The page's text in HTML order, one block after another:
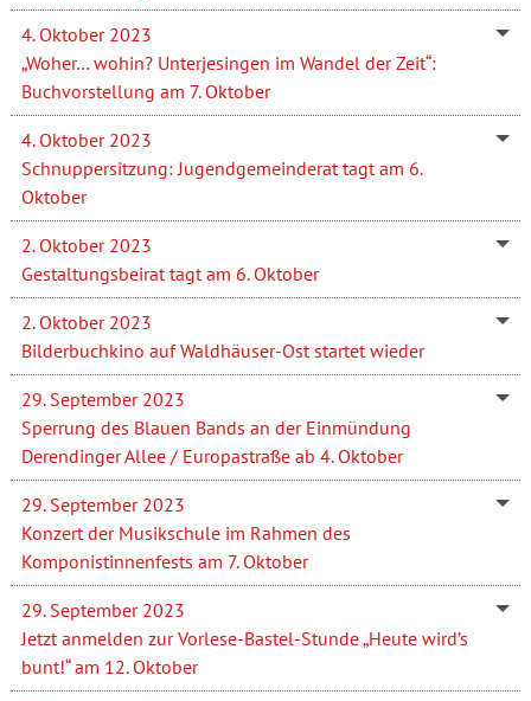
4. Oktober 2023
„Woher… wohin? Unterjesingen im Wandel der Zeit“:
Buchvorstellung am 7. Oktober
4. Oktober 2023
Schnuppersitzung: Jugendgemeinderat tagt am 6.
Oktober
2. Oktober 2023
Gestaltungsbeirat tagt am 6. Oktober
2. Oktober 2023
Bilderbuchkino auf Waldhäuser-Ost startet wieder
29. September 2023
Sperrung des Blauen Bands an der Einmündung
Derendinger Allee / Europastraße ab 4. Oktober
29. September 2023
Konzert der Musikschule im Rahmen des
Komponistinnenfests am 7. Oktober
29. September 2023
Jetzt anmelden zur Vorlese-Bastel-Stunde „Heute wird’s
bunt!“ am 12. Oktober